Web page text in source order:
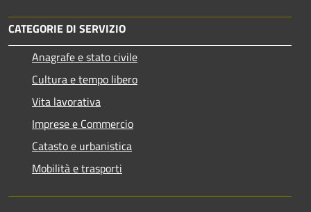
CATEGORIE DI SERVIZIO
Anagrafe e stato civile
Cultura e tempo libero
Vita lavorativa
Imprese e Commercio
Catasto e urbanistica
Mobilità e trasporti